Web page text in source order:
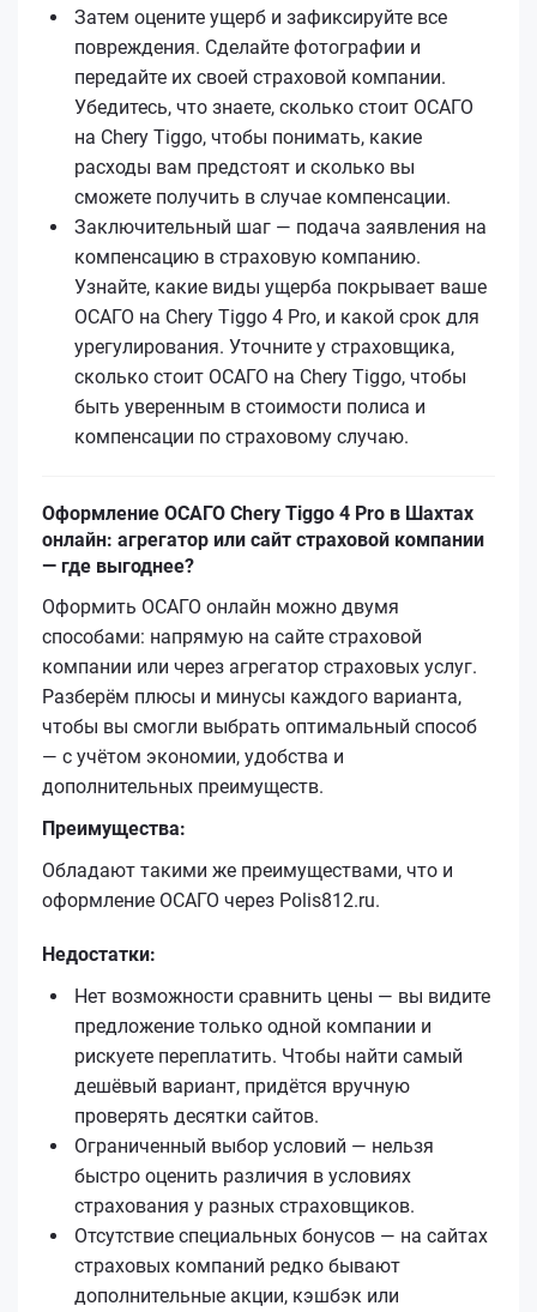
Затем оцените ущерб и зафиксируйте все
повреждения. Сделайте фотографии и
передайте их своей страховой компании.
Убедитесь, что знаете, сколько стоит ОСАГО
на Chery Tiggo, чтобы понимать, какие
расходы вам предстоят и сколько вы
сможете получить в случае компенсации.
Заключительный шаг — подача заявления на
компенсацию в страховую компанию.
Узнайте, какие виды ущерба покрывает ваше
ОСАГО на Chery Tiggo 4 Pro, и какой срок для
урегулирования. Уточните у страховщика,
сколько стоит ОСАГО на Chery Tiggo, чтобы
быть уверенным в стоимости полиса и
компенсации по страховому случаю.
Оформление ОСАГО Chery Tiggo 4 Pro в Шахтах
онлайн: агрегатор или сайт страховой компании
— где выгоднее?
Оформить ОСАГО онлайн можно двумя
способами: напрямую на сайте страховой
компании или через агрегатор страховых услуг.
Разберём плюсы и минусы каждого варианта,
чтобы вы смогли выбрать оптимальный способ
— с учётом экономии, удобства и
дополнительных преимуществ.
Преимущества:
Обладают такими же преимуществами, что и
оформление ОСАГО через Polis812.ru.
Недостатки:
Нет возможности сравнить цены — вы видите
предложение только одной компании и
рискуете переплатить. Чтобы найти самый
дешёвый вариант, придётся вручную
проверять десятки сайтов.
Ограниченный выбор условий — нельзя
быстро оценить различия в условиях
страхования у разных страховщиков.
Отсутствие специальных бонусов — на сайтах
страховых компаний редко бывают
дополнительные акции, кэшбэк или